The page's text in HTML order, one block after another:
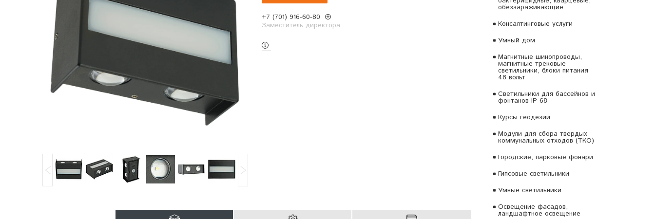
обеззараживающие
Консалтинговые услуги
Умный дом
Магнитные шинопроводы,
магнитные трековые
светильники, блоки питания
48 вольт
Светильники для бассейнов и
фонтанов IP 68
Курсы геодезии
Модули для сбора твердых
коммунальных отходов (ТКО)
Городские, парковые фонари
Гипсовые светильники
Умные светильники
Освещение фасадов,
ландшафтное освещение
+7 (701) 916-60-80
Заместитель директора